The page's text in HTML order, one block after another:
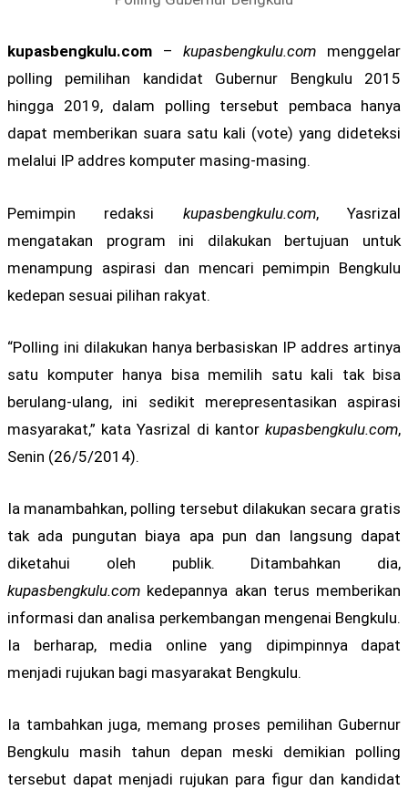
kupasbengkulu.com – kupasbengkulu.com menggelar
polling pemilihan kandidat Gubernur Bengkulu 2015
hingga 2019, dalam polling tersebut pembaca hanya
dapat memberikan suara satu kali (vote) yang dideteksi
melalui IP addres komputer masing-masing.
Pemimpin redaksi kupasbengkulu.com, Yasrizal
mengatakan program ini dilakukan bertujuan untuk
menampung aspirasi dan mencari pemimpin Bengkulu
kedepan sesuai pilihan rakyat.
“Polling ini dilakukan hanya berbasiskan IP addres artinya
satu komputer hanya bisa memilih satu kali tak bisa
berulang-ulang, ini sedikit merepresentasikan aspirasi
masyarakat,” kata Yasrizal di kantor kupasbengkulu.com,
Senin (26/5/2014).
Ia manambahkan, polling tersebut dilakukan secara gratis
tak ada pungutan biaya apa pun dan langsung dapat
diketahui oleh publik. Ditambahkan dia,
kupasbengkulu.com kedepannya akan terus memberikan
informasi dan analisa perkembangan mengenai Bengkulu.
Ia berharap, media online yang dipimpinnya dapat
menjadi rujukan bagi masyarakat Bengkulu.
Ia tambahkan juga, memang proses pemilihan Gubernur
Bengkulu masih tahun depan meski demikian polling
tersebut dapat menjadi rujukan para figur dan kandidat